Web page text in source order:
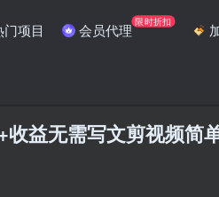
门项目 会员代理 限时折扣
益无需写文剪视频简